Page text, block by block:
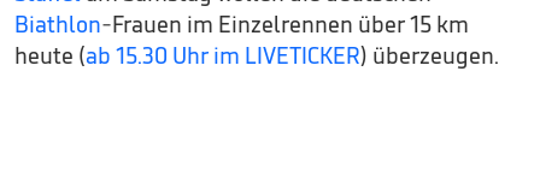
Biathlon-Frauen im Einzelrennen über 15 km
heute (ab 15.30 Uhr im LIVETICKER) überzeugen.